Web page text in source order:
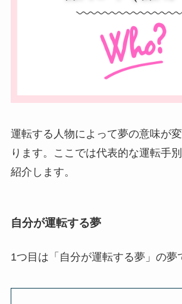
運転する人物によって夢の意味が
ります。ここでは代表的な運転手
紹介します。
自分が運転する夢
1つ目は「自分が運転する夢」の夢